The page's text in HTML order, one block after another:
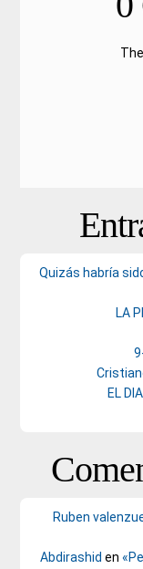
Quizás habría
LA
EL
Ruben
Abdirashid en